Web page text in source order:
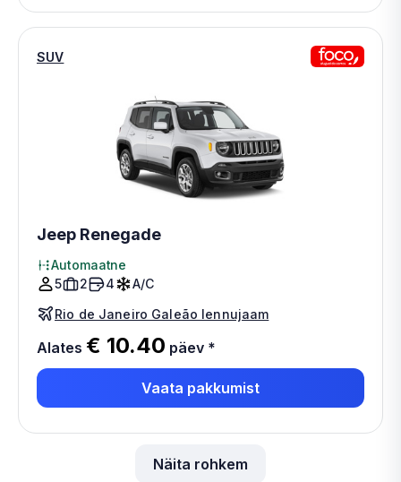
SUV
Jeep Renegade
Automaatne
5
2 4
A/C
Rio de Janeiro Galeão lennujaam
Alates € 10.40 päev *
Vaata pakkumist
Näita rohkem